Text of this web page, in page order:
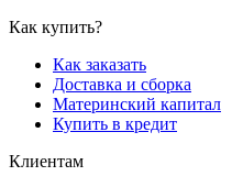
Как купить?
Как заказать
Доставка и сборка
Материнский капитал
Купить в кредит
Клиентам